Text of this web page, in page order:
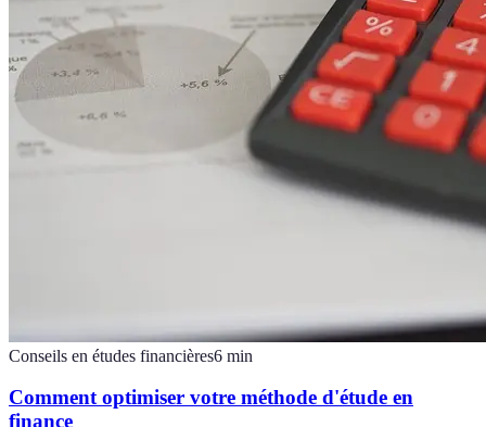
Conseils en études financières6 min
Comment optimiser votre méthode d'étude en
finance